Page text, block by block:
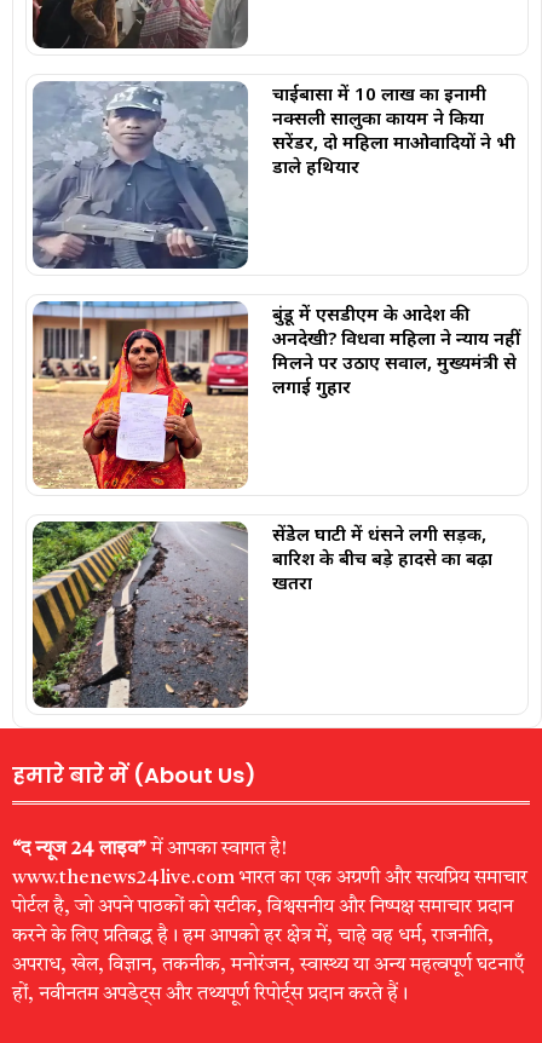
चाईबासा में 10 लाख का इनामी
नक्सली सालुका कायम ने किया
सरेंडर, दो महिला माओवादियों ने भी
डाले हथियार
बुंडू में एसडीएम के आदेश की
अनदेखी? विधवा महिला ने न्याय नहीं
मिलने पर उठाए सवाल, मुख्यमंत्री से
लगाई गुहार
सेंडेेल घाटी में धंसने लगी सड़क,
बारिश के बीच बड़े हादसे का बढ़ा
खतरा
हमारे बारे में (About Us)
“द न्यूज 24 लाइव”में आपका स्वागत है!
www.thenews24live.com भारत का एक अग्रणी और सत्यप्रिय समाचार
पोर्टल है, जो अपने पाठकों को सटीक, विश्वसनीय और निष्पक्ष समाचार प्रदान
करने के लिए प्रतिबद्ध है। हम आपको हर क्षेत्र में, चाहे वह धर्म, राजनीति,
अपराध, खेल, विज्ञान, तकनीक, मनोरंजन, स्वास्थ्य या अन्य महत्वपूर्ण घटनाएँ
हों, नवीनतम अपडेट्स और तथ्यपूर्ण रिपोर्ट्स प्रदान करते हैं।